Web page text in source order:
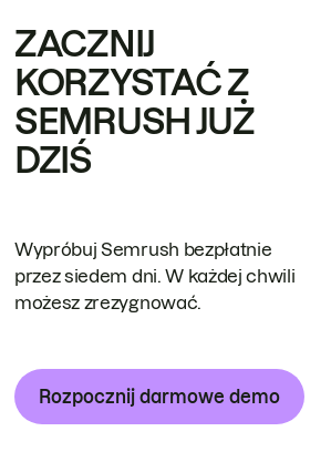
ZACZNIJ
KORZYSTAĆ Z
SEMRUSH JUŻ
DZIŚ
Wypróbuj Semrush bezpłatnie
przez siedem dni. W każdej chwili
możesz zrezygnować.
Rozpocznij darmowe demo